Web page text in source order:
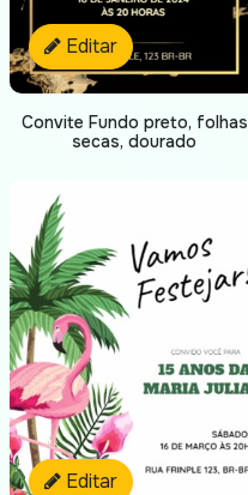
Editar
Convite Fundo preto, folhas
secas, dourado
Editar